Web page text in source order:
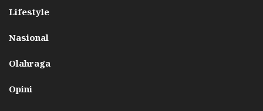
Lifestyle
Nasional
Olahraga
Opini